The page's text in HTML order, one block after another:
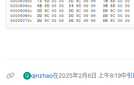
Q qinzhao在2025年2月6日 上午8:19中引